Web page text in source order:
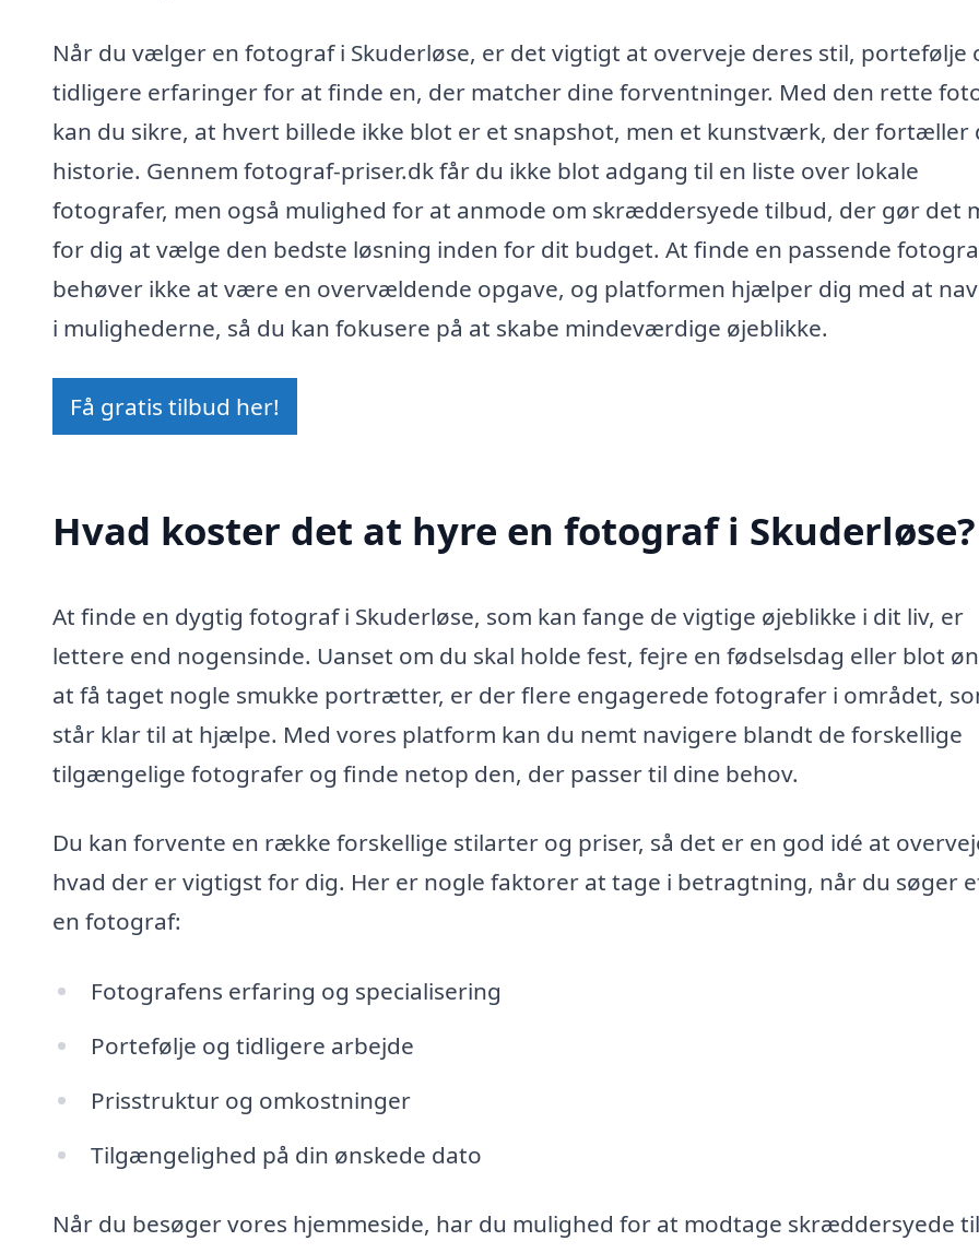
Når du vælger en fotograf i Skuderløse, er det vigtigt at overveje deres stil, portefølje
tidligere erfaringer for at finde en, der matcher dine forventninger. Med den rette
kan du sikre, at hvert billede ikke blot er et snapshot, men et kunstværk, der fortæller
historie. Gennem fotograf-priser.dk får du ikke blot adgang til en liste over lokale
fotografer, men også mulighed for at anmode om skræddersyede tilbud, der gør det
for dig at vælge den bedste løsning inden for dit budget. At finde en passende
behøver ikke at være en overvældende opgave, og platformen hjælper dig med at
i mulighederne, så du kan fokusere på at skabe mindeværdige øjeblikke.
Få gratis tilbud her!
Hvad koster det at hyre en fotograf i Skuderløse?
At finde en dygtig fotograf i Skuderløse, som kan fange de vigtige øjeblikke i dit liv, er
lettere end nogensinde. Uanset om du skal holde fest, fejre en fødselsdag eller blot
at få taget nogle smukke portrætter, er der flere engagerede fotografer i området,
står klar til at hjælpe. Med vores platform kan du nemt navigere blandt de forskellige
tilgængelige fotografer og finde netop den, der passer til dine behov.
Du kan forvente en række forskellige stilarter og priser, så det er en god idé at
hvad der er vigtigst for dig. Her er nogle faktorer at tage i betragtning, når du søger
en fotograf:
Fotografens erfaring og specialisering
Portefølje og tidligere arbejde
Prisstruktur og omkostninger
Tilgængelighed på din ønskede dato
Når du besøger vores hjemmeside, har du mulighed for at modtage skræddersyede